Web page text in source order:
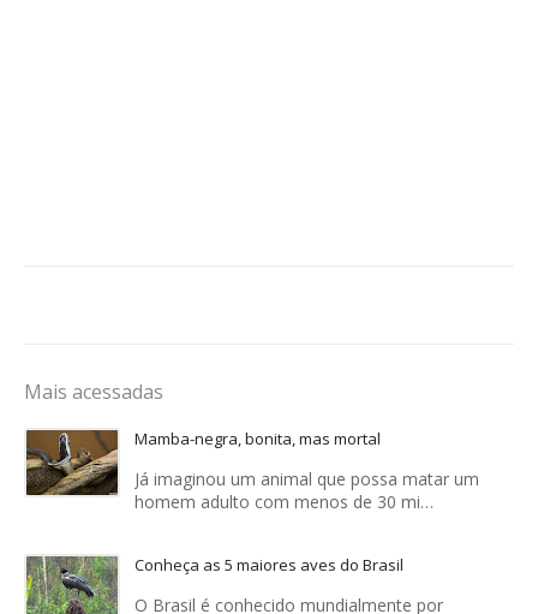
Mais acessadas
Mamba-negra, bonita, mas mortal
Já imaginou um animal que possa matar um
homem adulto com menos de 30 mi…
Conheça as 5 maiores aves do Brasil
O Brasil é conhecido mundialmente por